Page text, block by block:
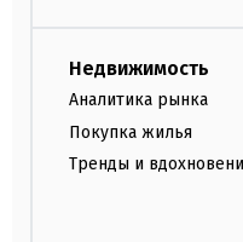
Недвижимость
Аналитика рынка
Покупка жилья
Тренды и